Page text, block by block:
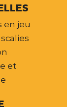
en jeu
et